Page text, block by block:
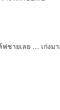
ชายเลย … เก่งม